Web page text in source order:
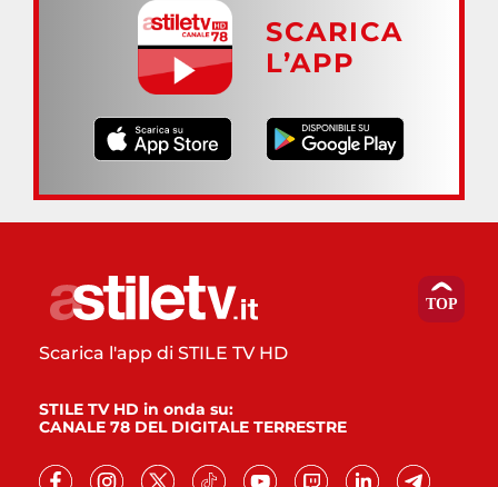
SCARICA
L’APP
Scarica l'app di STILE TV HD
STILE TV HD in onda su:
CANALE 78 DEL DIGITALE TERRESTRE